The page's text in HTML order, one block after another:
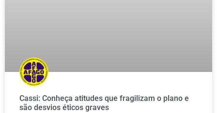
Cassi: Conheça atitudes que fragilizam o plano e
são desvios éticos graves